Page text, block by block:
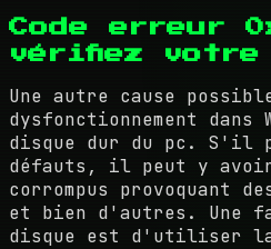
Code erreur
vérifiez votre
Une autre cause
dysfonctionnement dans
disque dur du pc. S'il
défauts, il peut y
corrompus provoquant
et bien d'autres. Une
disque est d'utiliser la